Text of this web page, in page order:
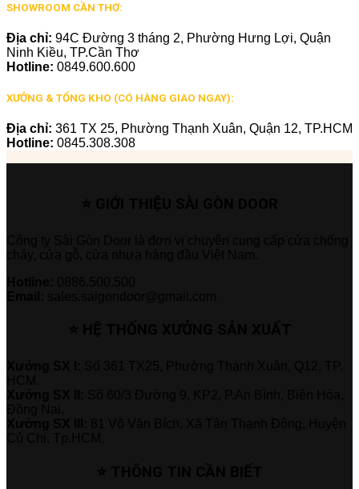
SHOWROOM CẦN THƠ:
Địa chỉ: 94C Đường 3 tháng 2, Phường Hưng Lợi, Quận
Ninh Kiều, TP.Cần Thơ
Hotline: 0849.600.600
XƯỞNG & TỔNG KHO (CÓ HÀNG GIAO NGAY):
Địa chỉ: 361 TX 25, Phường Thạnh Xuân, Quận 12, TP.HCM
Hotline: 0845.308.308